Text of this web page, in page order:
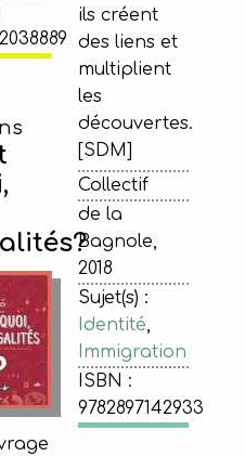
ils créent
des liens et
multiplient
les
découvertes.
[SDM]
Collectif
de la
Bagnole,
2018
Sujet(s) :
Identité,
Immigration
ISBN :
9782897142933